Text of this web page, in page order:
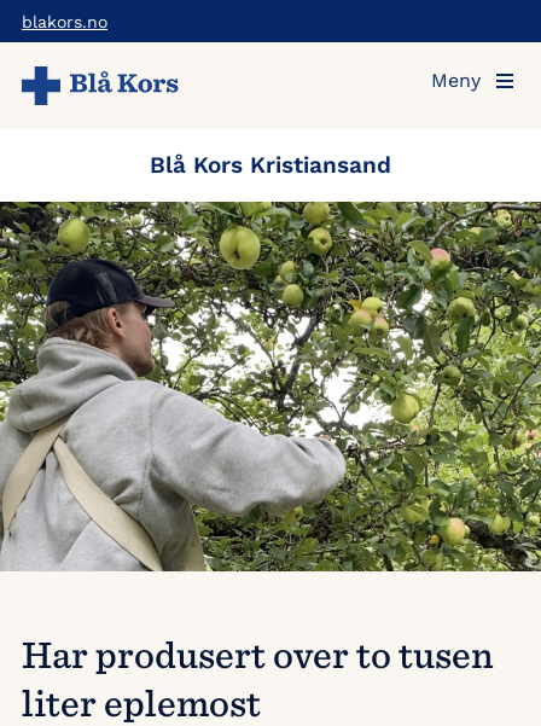
Hopp
til
hovedinnholdet
blakors.no
Meny
Blå Kors Kristiansand
Har produsert over to tusen
liter eplemost